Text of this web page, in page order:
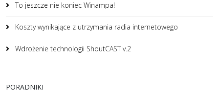
To jeszcze nie koniec Winampa!
Koszty wynikające z utrzymania radia internetowego
Wdrożenie technologii ShoutCAST v.2
PORADNIKI